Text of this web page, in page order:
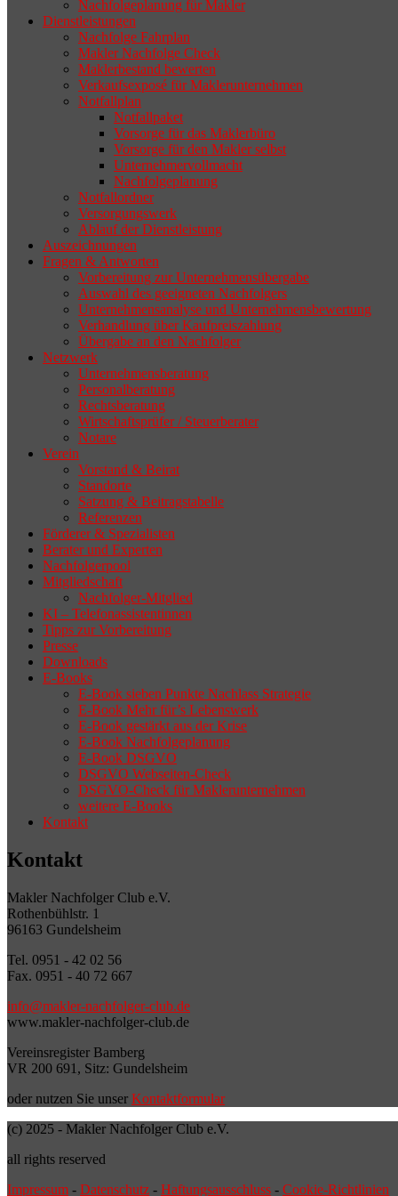
geeigneten Nachfolger findet, droht nicht
selten die Geschäftsaufgabe.
Nachfolgeplanung für Makler
Dienstleistungen
Nachfolge Fahrplan
Makler Nachfolge Check
Maklerbestand bewerten
Verkaufsexposé für Maklerunternehmen
Notfallplan
Notfallpaket
Vorsorge für das Maklerbüro
Vorsorge für den Makler selbst
Unternehmervollmacht
Nachfolgeplanung
Notfallordner
Versorgungswerk
Ablauf der Dienstleistung
Auszeichnungen
Fragen & Antworten
Vorbereitung zur Unternehmensübergabe
Auswahl des geeigneten Nachfolgers
Unternehmensanalyse und Unternehmensbewertung
Verhandlung über Kaufpreiszahlung
Übergabe an den Nachfolger
Netzwerk
Unternehmensberatung
Personalberatung
Rechtsberatung
Wirtschaftsprüfer / Steuerberater
Notare
Verein
Vorstand & Beirat
Standorte
Satzung & Beitragstabelle
Referenzen
Förderer & Spezialisten
Berater und Experten
Nachfolgerpool
Mitgliedschaft
Nachfolger-Mitglied
KI – Telefonassistentinnen
Tipps zur Vorbereitung
Presse
Downloads
E-Books
E-Book sieben Punkte Nachlass Strategie
E-Book Mehr für’s Lebenswerk
E-Book gestärkt aus der Krise
E-Book Nachfolgeplanung
E-Book DSGVO
DSGVO Webseiten-Check
DSGVO-Check für Maklerunternehmen
weitere E-Books
Kontakt
Kontakt
Makler Nachfolger Club e.V.
Rothenbühlstr. 1
96163 Gundelsheim
Tel. 0951 - 42 02 56
Fax. 0951 - 40 72 667
info@makler-nachfolger-club.de
www.makler-nachfolger-club.de
Vereinsregister Bamberg
VR 200 691, Sitz: Gundelsheim
oder nutzen Sie unser Kontaktformular
(c) 2025 - Makler Nachfolger Club e.V.
all rights reserved
Impressum - Datenschutz - Haftungsausschluss - Cookie-Richtlinien